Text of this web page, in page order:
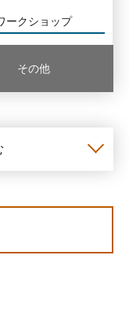
ークショップ
その他